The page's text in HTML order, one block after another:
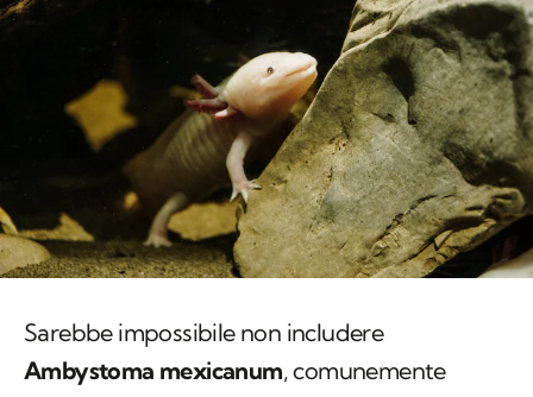
Sarebbe impossibile non includere
Ambystoma mexicanum, comunemente